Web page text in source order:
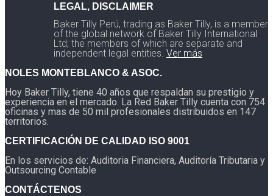
LEGAL, DISCLAIMER
Baker Tilly Perú, trading as Baker Tilly, is a member
of the global network of Baker Tilly International
Ltd; the members of which are separate and
independent legal entities. Ver más
NOLES MONTEBLANCO & ASOC.
Hoy Baker Tilly, tiene 40 años que respaldan su prestigio y
experiencia en el mercado. La Red Baker Tilly cuenta con 754
oficinas y mas de 50 mil profesionales distribuidos en 147
territorios.
CERTIFICACIÓN DE CALIDAD ISO 9001
En los servicios de: Auditoria Financiera, Auditoría Tributaria y
Outsourcing Contable
CONTÁCTENOS